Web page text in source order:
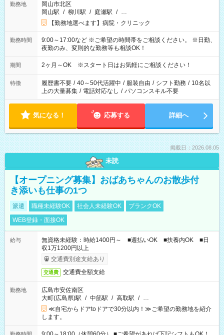
勤務地
岡山市北区
岡山駅 / 柳川駅 / 庭瀬駅 / …
【勤務地選べます】病院・クリニック
勤務時間
9:00～17:00など ※ご希望の時間帯をご相談ください。 ※日勤、
夜勤のみ、変則的な勤務等も相談OK！
期間 2ヶ月～OK ※スタート日はお気軽にご相談ください！
特徴 履歴書不要 / 40～50代活躍中 / 服装自由 / シフト勤務 / 10名以
上の大量募集 / 電話対応なし / パソコンスキル不要
気になる！ 応募する 詳細へ
掲載日：2026.08.05
未読
【オープニング募集】おばあちゃんのお散歩付
き添いも仕事の1つ
派遣 職種未経験OK 社会人未経験OK
ブランクOK
WEB登録・面接OK
給与
無資格未経験：時給1400円～ ■週払いOK ■扶養内OK ■日
収1万1200円以上
交通費別途支給あり
交通費 交通費全額支給
勤務地
広島市安佐南区
大町(広島県)駅 / 中筋駅 / 高取駅 / …
≪自宅からドアtoドアで30分以内！≫ご希望の勤務地を紹介
します。